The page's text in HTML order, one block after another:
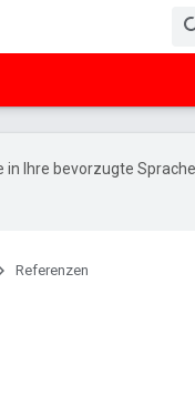
in Ihre bevorzugte
Referenzen